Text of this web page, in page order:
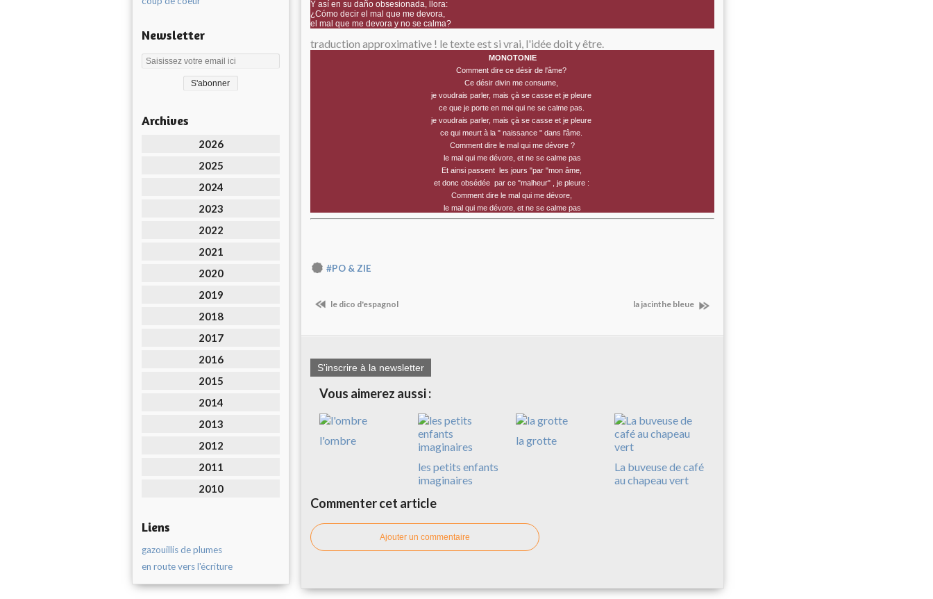
Newsletter
Archives
2026
2025
2024
2023
2022
2021
2020
2019
2018
2017
2016
2015
2014
2013
2012
2011
2010
Liens
gazouillis de plumes
en route vers l'écriture
Y así en su daño obsesionada, llora:
¿Cómo decir el mal que me devora,
el mal que me devora y no se calma?
traduction approximative ! le texte est si vrai, l'idée doit y être.
MONOTONIE
Comment dire ce désir de l'âme?
Ce désir divin me consume,
je voudrais parler, mais çà se casse et je pleure
ce que je porte en moi qui ne se calme pas.
je voudrais parler, mais çà se casse et je pleure
ce qui meurt à la " naissance " dans l'âme.
Comment dire le mal qui me dévore ?
le mal qui me dévore, et ne se calme pas
Et ainsi passent les jours "par "mon âme,
et donc obsédée par ce "malheur" , je pleure :
Comment dire le mal qui me dévore,
le mal qui me dévore, et ne se calme pas
#PO & ZIE
le dico d'espagnol la jacinthe bleue
S'inscrire à la newsletter
Vous aimerez aussi :
l'ombre
les petits enfants
imaginaires
la grotte
La buveuse de café
au chapeau vert
Commenter cet article
Ajouter un commentaire